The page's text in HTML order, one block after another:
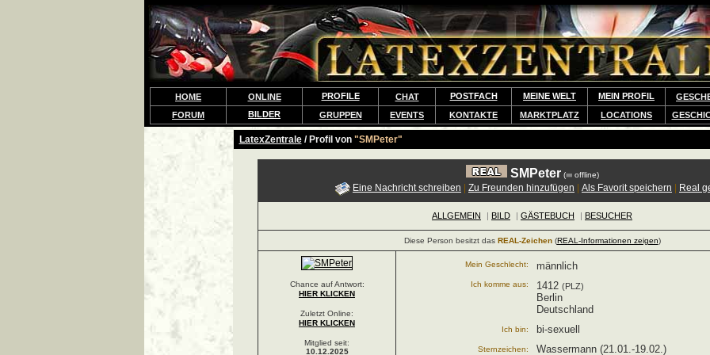
HOME ONLINE PROFILE CHAT POSTFACH MEINE WELT MEIN PROFIL
FORUM
BILDER GRUPPEN EVENTS KONTAKTE MARKTPLATZ LOCATIONS
LatexZentrale/ Profil von "SMPeter"
SMPeter ( offline)
Eine Nachricht schreiben Zu Freunden hinzufügen Als Favorit speichern Real
ALLGEMEIN | BILD | GÄSTEBUCH | BESUCHER
Diese Person besitzt das REAL-Zeichen(REAL-Informationen zeigen)
Chance auf Antwort:
HIER KLICKEN
Zuletzt Online:
HIER KLICKEN
Mitglied seit:
10.12.2025
Mein Geschlecht: männlich
Ich komme aus: 1412 (PLZ)
Berlin
Deutschland
Ich bin: bi-sexuell
Sternzeichen: Wassermann (21.01.-19.02.)